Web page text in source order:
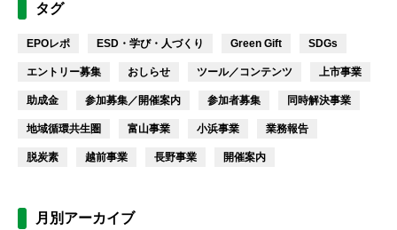
タグ
EPOレポ ESD・学び・人づくり Green Gift SDGs
エントリー募集 おしらせ ツール／コンテンツ 上市事業
助成金 参加募集／開催案内 参加者募集 同時解決事業
地域循環共生圏 富山事業 小浜事業 業務報告
脱炭素 越前事業 長野事業 開催案内
月別アーカイブ